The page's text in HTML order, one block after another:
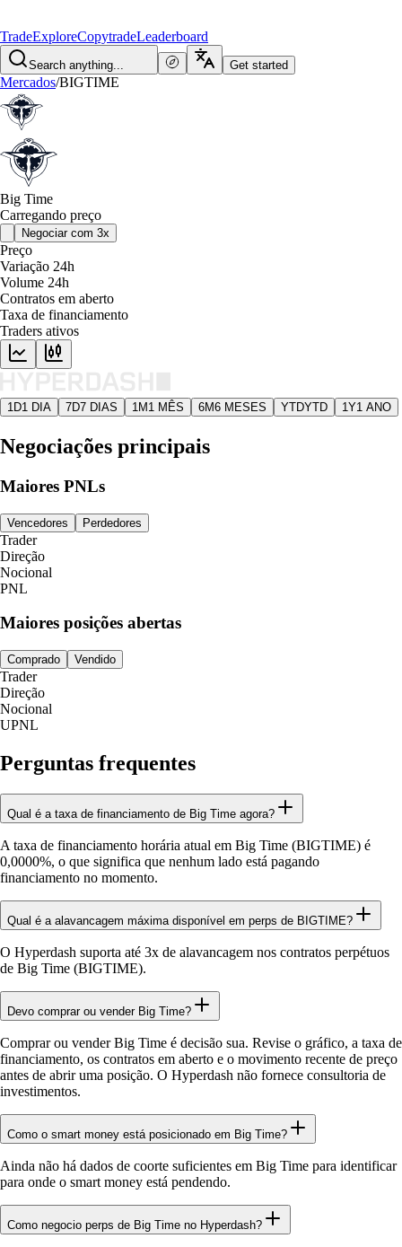
TradeExploreCopytradeLeaderboard
Search anything... Get started
Mercados/BIGTIME
Big Time
Carregando preço
Negociar com 3x
Preço
Variação 24h
Volume 24h
Contratos em aberto
Taxa de financiamento
Traders ativos
1D1 DIA 7D7 DIAS 1M 1 MÊS 6M6 MESES YTDYTD 1Y1 ANO
Negociações principais
Maiores PNLs
Vencedores Perdedores
Trader
Direção
Nocional
PNL
Maiores posições abertas
Comprado Vendido
Trader
Direção
Nocional
UPNL
Perguntas frequentes
Qual é a taxa de financiamento de Big Time agora?
A taxa de financiamento horária atual em Big Time (BIGTIME) é
0,0000%, o que significa que nenhum lado está pagando
financiamento no momento.
Qual é a alavancagem máxima disponível em perps de BIGTIME?
O Hyperdash suporta até 3x de alavancagem nos contratos perpétuos
de Big Time (BIGTIME).
Devo comprar ou vender Big Time?
Comprar ou vender Big Time é decisão sua. Revise o gráfico, a taxa de
financiamento, os contratos em aberto e o movimento recente de preço
antes de abrir uma posição. O Hyperdash não fornece consultoria de
investimentos.
Como o smart money está posicionado em Big Time?
Ainda não há dados de coorte suficientes em Big Time para identificar
para onde o smart money está pendendo.
Como negocio perps de Big Time no Hyperdash?